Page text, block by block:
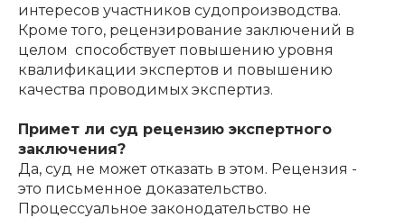
интересов участников судопроизводства.
Кроме того, рецензирование заключений в
целом способствует повышению уровня
квалификации экспертов и повышению
качества проводимых экспертиз.
Примет ли суд рецензию экспертного
заключения?
Да, суд не может отказать в этом. Рецензия -
это письменное доказательство.
Процессуальное законодательство не